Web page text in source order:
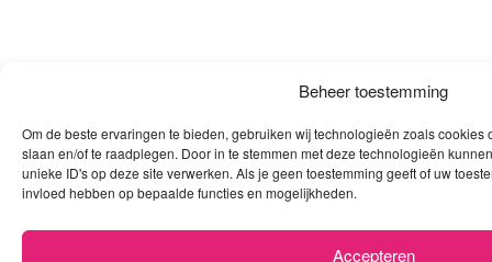
Beheer toestemming
Om de beste ervaringen te bieden, gebruiken wij technologieën zoals cookies
slaan en/of te raadplegen. Door in te stemmen met deze technologieën
unieke ID's op deze site verwerken. Als je geen toestemming geeft of uw
invloed hebben op bepaalde functies en mogelijkheden.
Accepteren